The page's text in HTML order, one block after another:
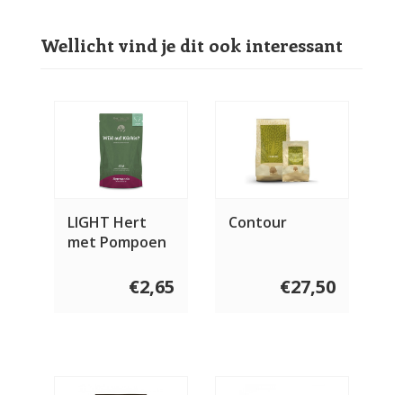
Wellicht vind je dit ook interessant
LIGHT Hert
met Pompoen
€2,65
Contour
€27,50